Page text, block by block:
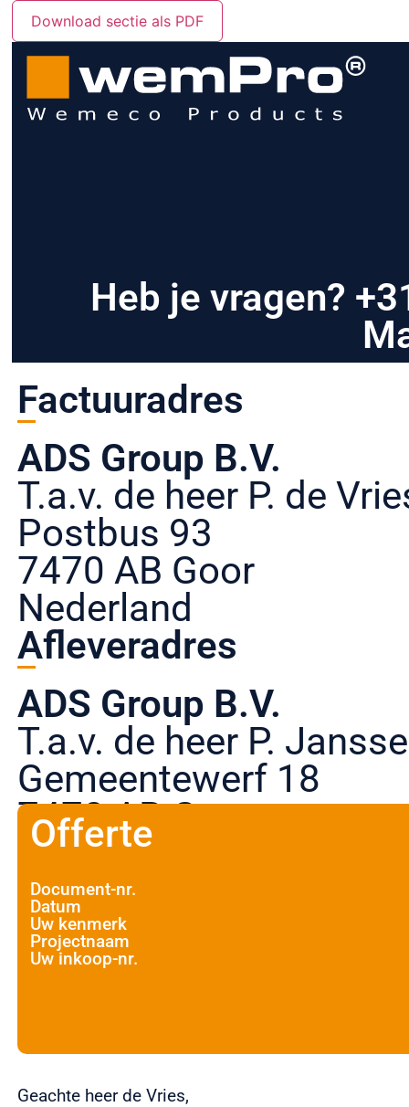
Download sectie als PDF
Heb je vragen?
Factuuradres
ADS Group B.V.
T.a.v. de heer P. de
Postbus 93
7470 AB Goor
Nederland
Afleveradres
ADS Group B.V.
T.a.v. de heer P.
Gemeentewerf 18
7470 AB Goor
Nederland
Offerte
Document-nr.
Datum
Uw kenmerk
Projectnaam
Uw inkoop-nr.
Geachte heer de Vries,